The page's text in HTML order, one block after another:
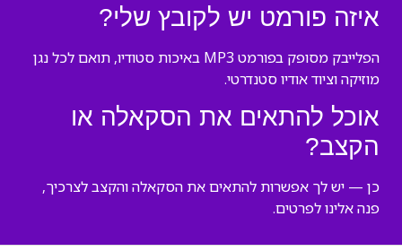
איזה פורמט יש לקובץ שלי?
הפלייבק מסופק בפורמט MP3 באיכות סטודיו, תואם לכל נגן
מוזיקה וציוד אודיו סטנדרטי.
אוכל להתאים את הסקאלה או
הקצב?
כן — יש לך אפשרות להתאים את הסקאלה והקצב לצרכיך,
פנה אלינו לפרטים.